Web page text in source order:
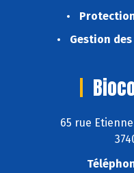
Gestion
65 rue